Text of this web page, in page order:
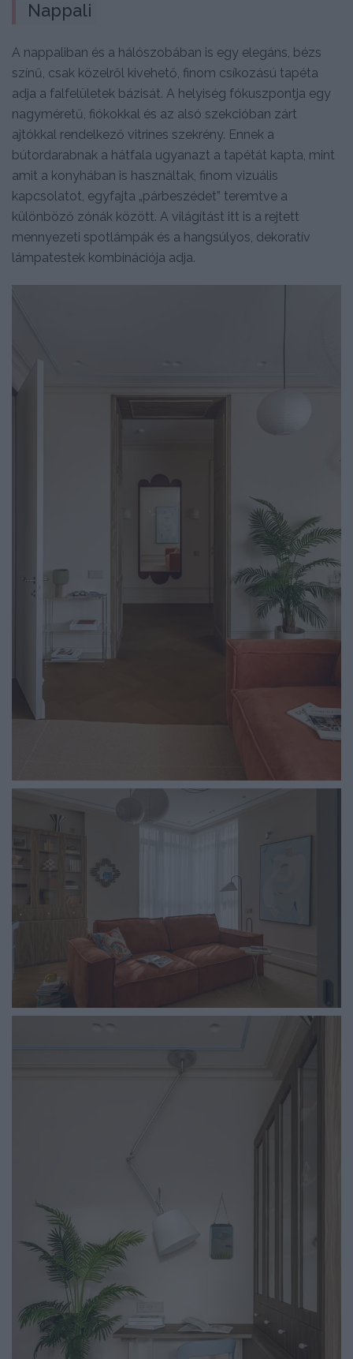
Nappali
A nappaliban és a hálószobában is egy elegáns, bézs
színű, csak közelről kivehető, finom csíkozású tapéta
adja a falfelületek bázisát. A helyiség fókuszpontja egy
nagyméretű, fiókokkal és az alsó szekcióban zárt
ajtókkal rendelkező vitrines szekrény. Ennek a
bútordarabnak a hátfala ugyanazt a tapétát kapta, mint
amit a konyhában is használtak, finom vizuális
kapcsolatot, egyfajta „párbeszédet” teremtve a
különböző zónák között. A világítást itt is a rejtett
mennyezeti spotlámpák és a hangsúlyos, dekoratív
lámpatestek kombinációja adja.